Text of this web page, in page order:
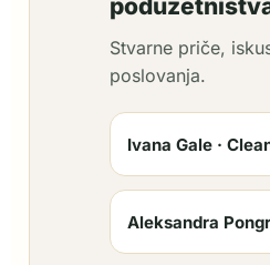
Stvarne priče,
poslovanja.
Ivana Gale ·
Aleksandra